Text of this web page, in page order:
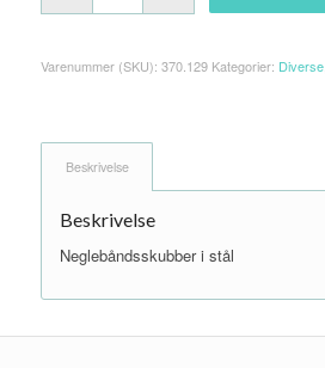
Varenummer (SKU): 370.129 Kategorier: Diverse,
Beskrivelse
Beskrivelse
Neglebåndsskubber i stål